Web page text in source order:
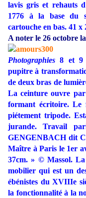
lavis gris et rehauts
1776 à la base du
cartouche en bas. 41 x
A noter le 26 octobre
Photographies 8 et 9
pupitre à
de deux bras de
La ceinture ouvre
formant écritoire. Le
piétement tripode.
jurande. Travail
GENGENBACH dit
Maître à Paris le 1er
37cm. » © Massol.
mobilier qui est un
ébénistes du XVIIIe
la fonctionnalité à la